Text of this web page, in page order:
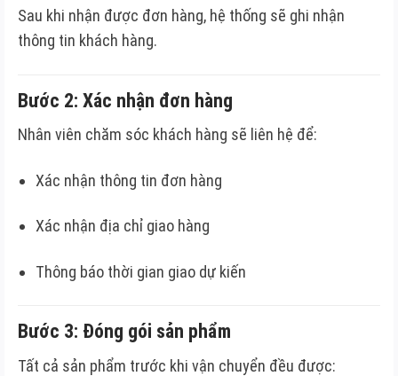
Sau khi nhận được đơn hàng, hệ thống sẽ ghi nhận
thông tin khách hàng.
Bước 2: Xác nhận đơn hàng
Nhân viên chăm sóc khách hàng sẽ liên hệ để:
Xác nhận thông tin đơn hàng
Xác nhận địa chỉ giao hàng
Thông báo thời gian giao dự kiến
Bước 3: Đóng gói sản phẩm
Tất cả sản phẩm trước khi vận chuyển đều được: